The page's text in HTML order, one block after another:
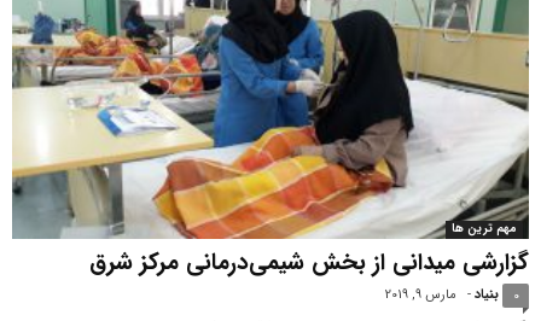
مهم ترین ها
گزارشی میدانی از بخش شیمی‌درمانی مرکز شرق
بنیاد- مارس 9, 2019 0